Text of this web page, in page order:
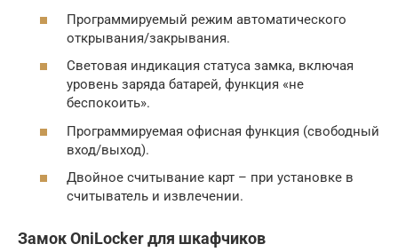
Программируемый режим автоматического
открывания/закрывания.
Световая индикация статуса замка, включая
уровень заряда батарей, функция «не
беспокоить».
Программируемая офисная функция (свободный
вход/выход).
Двойное считывание карт – при установке в
считыватель и извлечении.
Замок OniLocker для шкафчиков